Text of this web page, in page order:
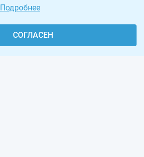
Подробнее
СОГЛАСЕН